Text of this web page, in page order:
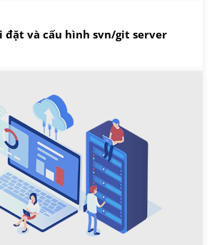
đặt và cấu hình svn/git server